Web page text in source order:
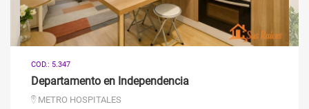
COD.: 5.347
Departamento en Independencia
METRO HOSPITALES